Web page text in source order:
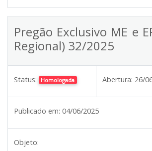
Pregão Exclusivo ME e
Regional) 32/2025
Status: Homologada Abertura: 26/
Publicado em: 04/06/2025
Objeto: